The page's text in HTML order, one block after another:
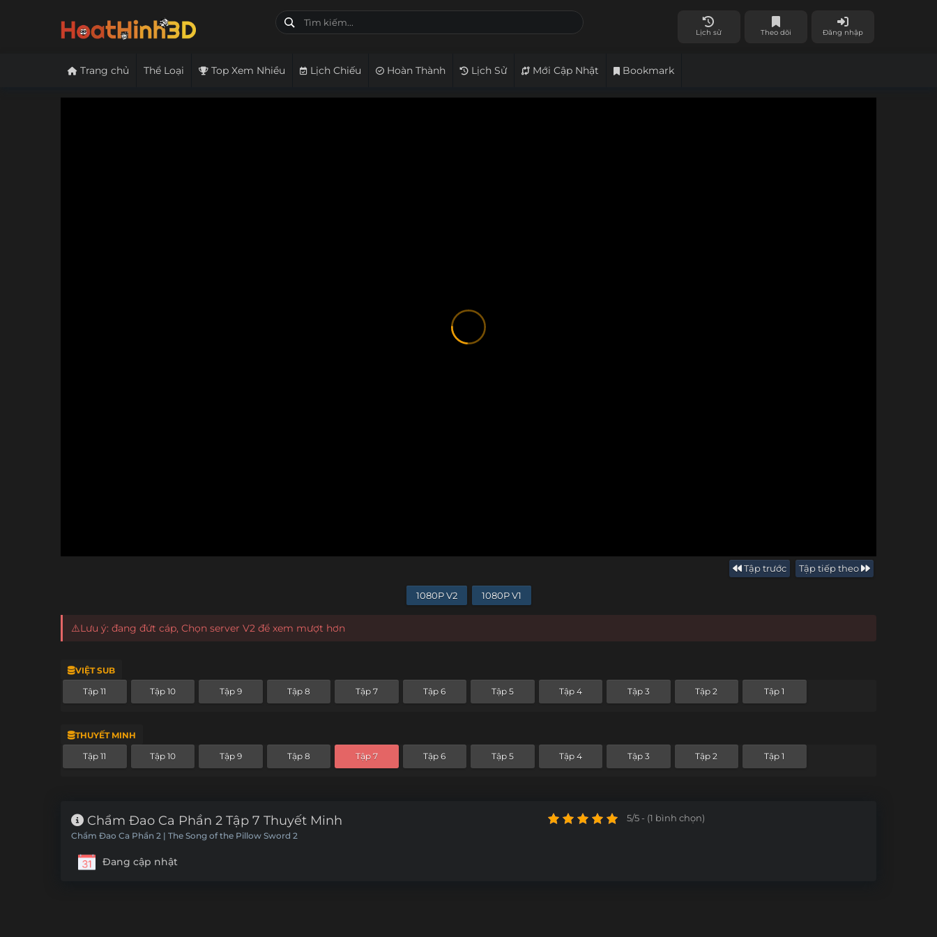
Lịch sử Theo dõi Đăng nhập
Trang chủ Thể Loại Top Xem Nhiều Lịch Chiếu Hoàn Thành Lịch Sử Mới Cập Nhật Bookmark
Tập trước Tập tiếp theo
1080P V2 1080P V1
⚠️Lưu ý: đang đứt cáp, Chọn server V2 để xem mượt hơn
VIỆT SUB
Tập 11 Tập 10 Tập 9 Tập 8 Tập 7 Tập 6 Tập 5 Tập 4 Tập 3 Tập 2 Tập 1
THUYẾT MINH
Tập 11 Tập 10 Tập 9 Tập 8 Tập 7 Tập 6 Tập 5 Tập 4 Tập 3 Tập 2 Tập 1
Chẩm Đao Ca Phần 2 Tập 7 Thuyết Minh
Chẩm Đao Ca Phần 2 | The Song of the Pillow Sword 2
Đang cập nhật
5/5 - (1 bình chọn)